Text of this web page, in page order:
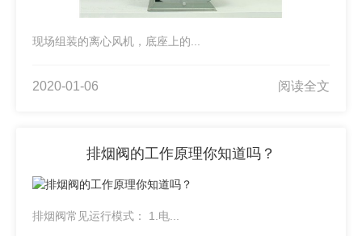
现场组装的离心风机，底座上的...
2020-01-06 阅读全文
排烟阀的工作原理你知道吗？
排烟阀常见运行模式： 1.电...